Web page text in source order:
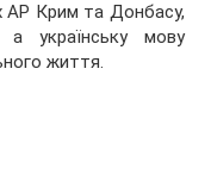
АР Крим та Донбасу,
а українську мову
життя.